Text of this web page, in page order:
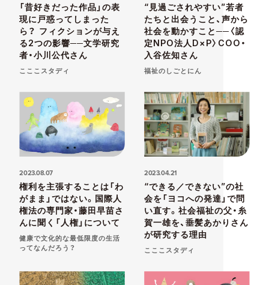
「昔好きだった作品」の表
現に戸惑ってしまった
ら？ フィクションが与え
る2つの影響──文学研究
者・小川公代さん
こここスタディ
“見過ごされやすい”若者
たちと出会うこと、声から
社会を動かすこと──〈認
定NPO法人D×P〉COO・
入谷佐知さん
福祉のしごとにん
2023.08.07
権利を主張することは「わ
がまま」ではない。国際人
権法の専門家・藤田早苗さ
んに聞く「人権」について
健康で文化的な最低限度の生活
ってなんだろう？
2023.04.21
“できる／できない”の社
会を「ヨコへの発達」で問
い直す。社会福祉の父・糸
賀一雄を、垂髪あかりさん
が研究する理由
こここスタディ